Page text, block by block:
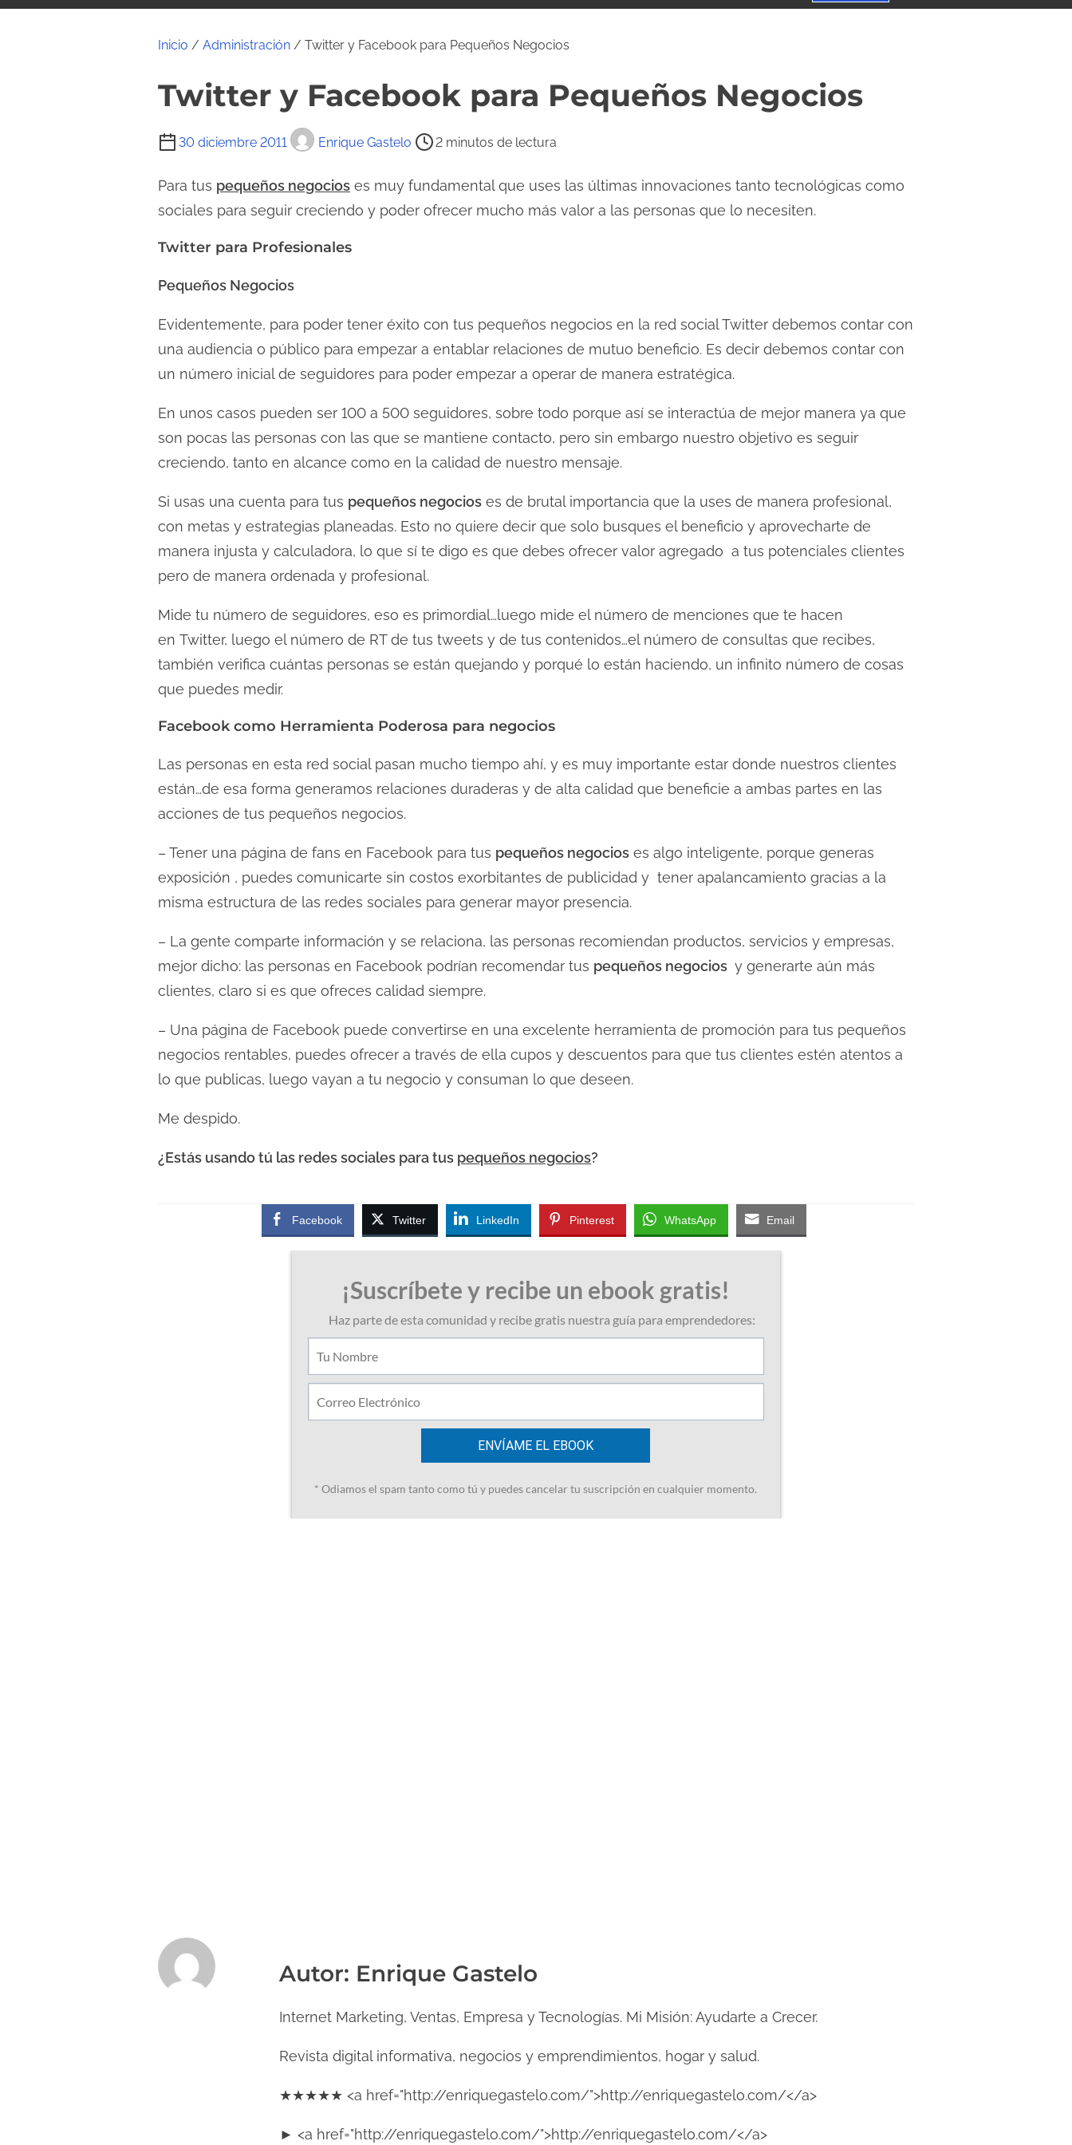
Inicio / Administración / Twitter y Facebook para Pequeños Negocios
Twitter y Facebook para Pequeños Negocios
30 diciembre 2011 Enrique Gastelo
T
e
m
o
e
l
t
u
d
e
n
t
d
a
2 minutos de lectura
Para tus pequeños negocios es muy fundamental que uses las últimas innovaciones tanto tecnológicas como
sociales para seguir creciendo y poder ofrecer mucho más valor a las personas que lo necesiten.
Twitter para Profesionales
Pequeños Negocios
Evidentemente, para poder tener éxito con tus pequeños negocios en la red social Twitter debemos contar con
una audiencia o público para empezar a entablar relaciones de mutuo beneficio. Es decir debemos contar con
un número inicial de seguidores para poder empezar a operar de manera estratégica.
En unos casos pueden ser 100 a 500 seguidores, sobre todo porque así se interactúa de mejor manera ya que
son pocas las personas con las que se mantiene contacto, pero sin embargo nuestro objetivo es seguir
creciendo, tanto en alcance como en la calidad de nuestro mensaje.
Si usas una cuenta para tus pequeños negocios es de brutal importancia que la uses de manera profesional,
con metas y estrategias planeadas. Esto no quiere decir que solo busques el beneficio y aprovecharte de
manera injusta y calculadora, lo que sí te digo es que debes ofrecer valor agregado a tus potenciales clientes
pero de manera ordenada y profesional.
Mide tu número de seguidores, eso es primordial…luego mide el número de menciones que te hacen
en Twitter, luego el número de RT de tus tweets y de tus contenidos…el número de consultas que recibes,
también verifica cuántas personas se están quejando y porqué lo están haciendo, un infinito número de cosas
que puedes medir.
Facebook como Herramienta Poderosa para negocios
Las personas en esta red social pasan mucho tiempo ahí, y es muy importante estar donde nuestros clientes
están…de esa forma generamos relaciones duraderas y de alta calidad que beneficie a ambas partes en las
acciones de tus pequeños negocios.
– Tener una página de fans en Facebook para tus pequeños negocios es algo inteligente, porque generas
exposición , puedes comunicarte sin costos exorbitantes de publicidad y tener apalancamiento gracias a la
misma estructura de las redes sociales para generar mayor presencia.
– La gente comparte información y se relaciona, las personas recomiendan productos, servicios y empresas,
mejor dicho: las personas en Facebook podrían recomendar tus pequeños negocios y generarte aún más
clientes, claro si es que ofreces calidad siempre.
– Una página de Facebook puede convertirse en una excelente herramienta de promoción para tus pequeños
negocios rentables, puedes ofrecer a través de ella cupos y descuentos para que tus clientes estén atentos a
lo que publicas, luego vayan a tu negocio y consuman lo que deseen.
Me despido.
¿Estás usando tú las redes sociales para tus pequeños negocios?
Facebook Twitter LinkedIn Pinterest WhatsApp Email
Autor: Enrique Gastelo
Internet Marketing, Ventas, Empresa y Tecnologías. Mi Misión: Ayudarte a Crecer.
Revista digital informativa, negocios y emprendimientos, hogar y salud.
★★★★★ <a href="http://enriquegastelo.com/">http://enriquegastelo.com/</a>
► <a href="http://enriquegastelo.com/">http://enriquegastelo.com/</a>